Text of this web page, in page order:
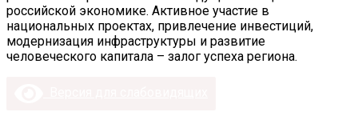
российской экономике. Активное участие в
национальных проектах, привлечение инвестиций,
модернизация инфраструктуры и развитие
человеческого капитала – залог успеха региона.